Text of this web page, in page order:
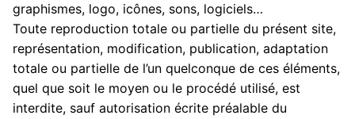
graphismes, logo, icônes, sons, logiciels…
Toute reproduction totale ou partielle du présent site,
représentation, modification, publication, adaptation
totale ou partielle de l’un quelconque de ces éléments,
quel que soit le moyen ou le procédé utilisé, est
interdite, sauf autorisation écrite préalable du